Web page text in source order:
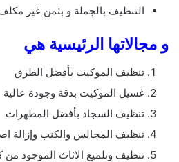
التنظيف بالجملة و بثمن غير
و مجالاتها الرئيسية هي
تنظيف الموكيت بأفضل الطرق
غسيل الموكيت بدقة وجودة عالية
تنظيف السجاد بأفضل المطهرات
تنظيف المجالس والكنب وإزالة
تنظيف وتلميع الاثاث الموجود من